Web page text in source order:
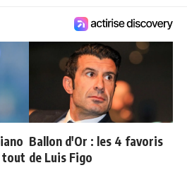
tout
Ballon d'Or : les 4 favoris
de Luis Figo